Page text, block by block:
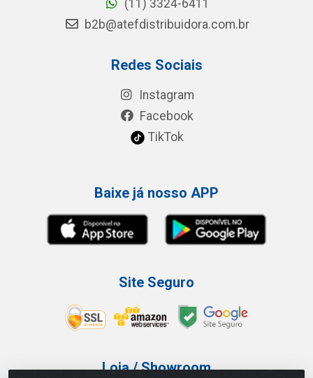
(11) 3324-6411
b2b@atefdistribuidora.com.br
Redes Sociais
Instagram
Facebook
TikTok
Baixe já nosso APP
Site Seguro
Loja / Showroom